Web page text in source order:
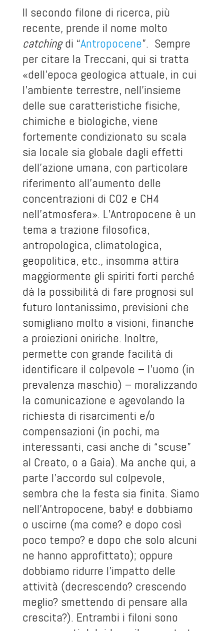
Il secondo filone di ricerca, più
recente, prende il nome molto
catchingdi “Antropocene”. Sempre
per citare la Treccani, qui si tratta
«dell’epoca geologica attuale, in cui
l’ambiente terrestre, nell’insieme
delle sue caratteristiche fisiche,
chimiche e biologiche, viene
fortemente condizionato su scala
sia locale sia globale dagli effetti
dell’azione umana, con particolare
riferimento all’aumento delle
concentrazioni di CO2 e CH4
nell’atmosfera». L’Antropocene è un
tema a trazione filosofica,
antropologica, climatologica,
geopolitica, etc., insomma attira
maggiormente gli spiriti forti perché
dà la possibilità di fare prognosi sul
futuro lontanissimo, previsioni che
somigliano molto a visioni, finanche
a proiezioni oniriche. Inoltre,
permette con grande facilità di
identificare il colpevole – l’uomo (in
prevalenza maschio) – moralizzando
la comunicazione e agevolando la
richiesta di risarcimenti e/o
compensazioni (in pochi, ma
interessanti, casi anche di “scuse”
al Creato, o a Gaia). Ma anche qui, a
parte l’accordo sul colpevole,
sembra che la festa sia finita. Siamo
nell’Antropocene, baby! e dobbiamo
o uscirne (ma come? e dopo così
poco tempo? e dopo che solo alcuni
ne hanno approfittato); oppure
dobbiamo ridurre l’impatto delle
attività (decrescendo? crescendo
meglio? smettendo di pensare alla
crescita?). Entrambi i filoni sono